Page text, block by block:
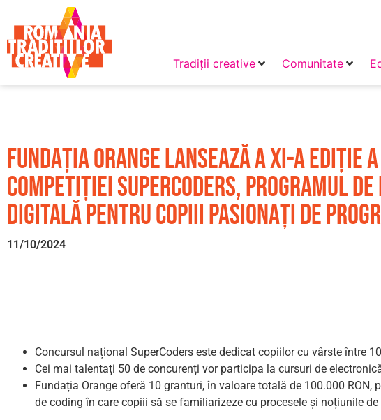
Tradiții creative Comunitate
Fundația Orange lansează a XI-a ediție a
competiției SuperCoders, programul
digitală pentru copiii pasionați de
11/10/2024
Concursul național SuperCoders este dedicat copiilor cu vârste între
Cei mai talentați 50 de concurenți vor participa la cursuri de
Fundația Orange oferă 10 granturi, în valoare totală de 100.000
de coding în care copiii să se familiarizeze cu procesele și noțiunile